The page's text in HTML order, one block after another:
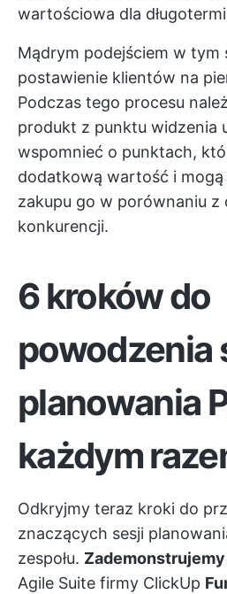
wartościowa dla
Mądrym podejściem w tym
postawienie klientów na
Podczas tego procesu
produkt z punktu widzenia
wspomnieć o punktach,
dodatkową wartość i mogą
zakupu go w porównaniu z
konkurencji.
6 kroków do
powodzenia
planowania
każdym
Odkryjmy teraz kroki do
znaczących sesji
zespołu.
Agile Suite firmy ClickUp